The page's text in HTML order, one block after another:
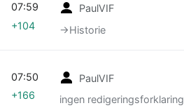
PaulVIF
→‎Historie
07:59
+104
PaulVIF
ingen redigeringsforklaring
07:50
+166